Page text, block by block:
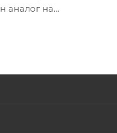
аналог на
в высланном